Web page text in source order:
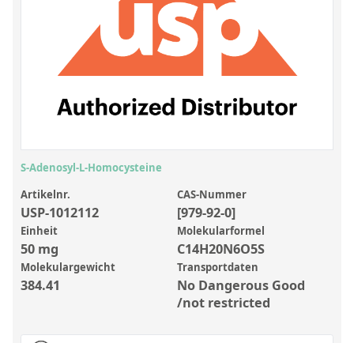
Laborvergleichsuntersuchungen (LVU/PT)
Laborbedarf und Verbrauchsmaterialien
Sonstige Standards
Übersicht: Kundenspezifische Standards
Organische Analyten | Rückstandsanalytik
Elementstandards in Öl
Metallstandards | Setting Up Samples (SUS)
Kundenspezifische Polymerstandards
S-Adenosyl-L-Homocysteine
Artikelnr.
USP-1012112
CAS-Nummer
[979-92-0]
Einheit
50 mg
Molekularformel
C14H20N6O5S
Molekulargewicht
384.41
Transportdaten
No Dangerous Good
/not restricted